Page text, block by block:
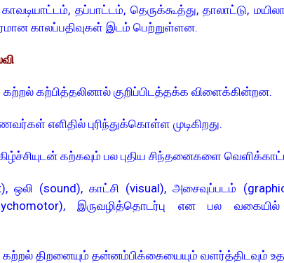
தப்பாட்டம், தெருக்கூத்து, தாலாட்டு,
காலப்பதிவுகள் இடம் பெற்றுள்ளன.
கற்பித்தலினால் குறிப்பிடத்தக்க விளைக்கின்றன.
எளிதில் புரிந்துக்கொள்ள முடிகிறது.
கற்கவும் பல புதிய சிந்தனைகளை
ஒலி (sound), காட்சி (visual), அசைவுப்படம்
இருவழித்தொடர்பு என பல வகையில்
திறனையும் தன்னம்பிக்கையையும் வளர்த்திடவும்